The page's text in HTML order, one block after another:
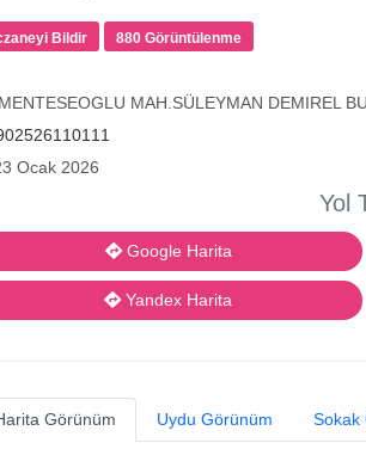
Bildir 880 Görüntülenme
MENTESEOGLU MAH.SÜLEYMAN DEMIREL
Ocak 2026
Yol
Google Harita
Yandex Harita
Görünüm Uydu Görünüm Sokak